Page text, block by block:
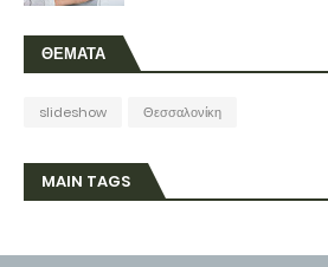
ΘΕΜΑΤΑ
slideshow Θεσσαλονίκη
MAIN TAGS